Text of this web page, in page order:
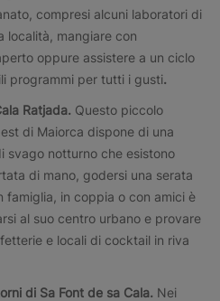
compresi alcuni laboratori di
località, mangiare con
oppure assistere a un ciclo
programmi per tutti i gusti.
Ratjada. Questo piccolo
di Maiorca dispone di una
svago notturno che esistono
di mano, godersi una serata
famiglia, in coppia o con amici è
al suo centro urbano e provare
e locali di cocktail in riva
di Sa Font de sa Cala. Nei